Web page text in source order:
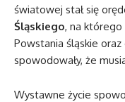
światowej stał się
Śląskiego, na którego
Powstania śląskie
spowodowały, że
Wystawne życie